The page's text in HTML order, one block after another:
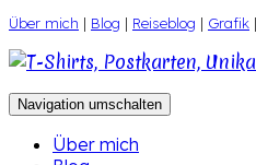
Zum
Inhalt
springen
Über mich | Blog | Reiseblog | Grafik |
Navigation umschalten
Über mich